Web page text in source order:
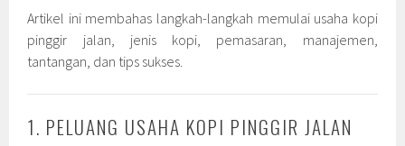
Artikel ini membahas langkah-langkah memulai usaha kopi
pinggir jalan, jenis kopi, pemasaran, manajemen,
tantangan, dan tips sukses.
1. PELUANG USAHA KOPI PINGGIR JALAN